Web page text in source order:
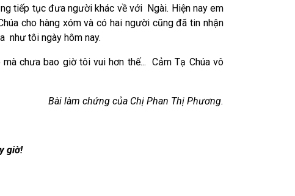
tiếp tục đưa người khác về với Ngài. Hiện nay em
cho hàng xóm và có hai người cũng đã tin nhận
như tôi ngày hôm nay.
chưa bao giờ tôi vui hơn thế... Cảm Tạ Chúa vô
Bài làm chứng của Chị Phan Thị Phương.
giờ!